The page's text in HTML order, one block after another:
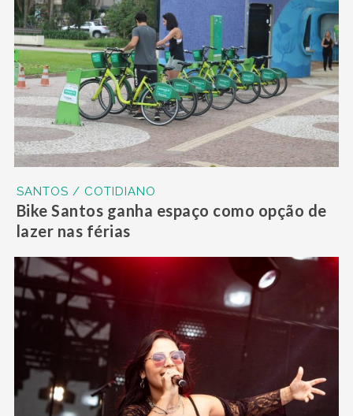
SANTOS / COTIDIANO
Bike Santos ganha espaço como opção de
lazer nas férias